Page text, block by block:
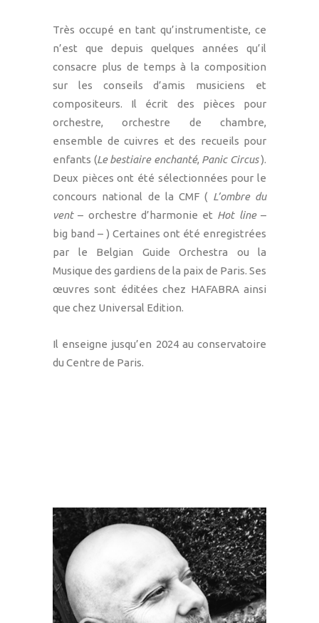
Très occupé en tant qu’instrumentiste, ce
n’est que depuis quelques années qu’il
consacre plus de temps à la composition
sur les conseils d’amis musiciens et
compositeurs. Il écrit des pièces pour
orchestre, orchestre de chambre,
ensemble de cuivres et des recueils pour
enfants (Le bestiaire enchanté, Panic Circus).
Deux pièces ont été sélectionnées pour le
concours national de la CMF ( L’ombre du
vent– orchestre d’harmonie et Hot line–
big band – ) Certaines ont été enregistrées
par le Belgian Guide Orchestra ou la
Musique des gardiens de la paix de Paris. Ses
œuvres sont éditées chez HAFABRA ainsi
que chez Universal Edition.
Il enseigne jusqu’en 2024 au conservatoire
du Centre de Paris.